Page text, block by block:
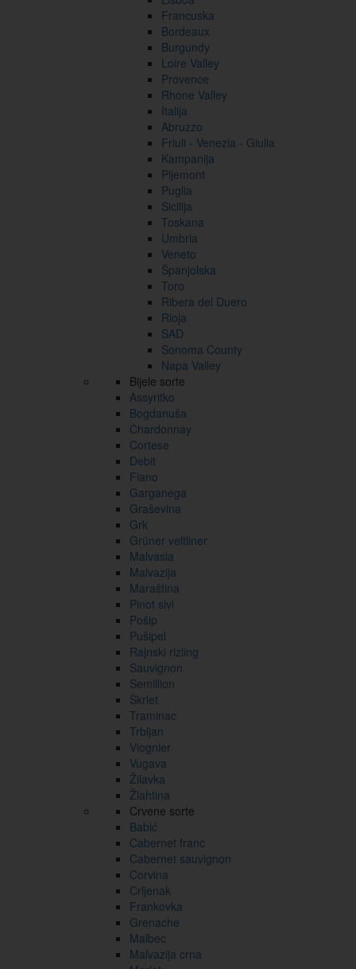
Francuska
Bordeaux
Burgundy
Loire Valley
Provence
Rhone Valley
Italija
Abruzzo
Friuli - Venezia - Giulia
Kampanija
Pijemont
Puglia
Sicilija
Toskana
Umbria
Veneto
Španjolska
Toro
Ribera del Duero
Rioja
SAD
Sonoma County
Napa Valley
Bijele sorte
Assyritko
Bogdanuša
Chardonnay
Cortese
Debit
Fiano
Garganega
Graševina
Grk
Grüner veltliner
Malvasia
Malvazija
Maraština
Pinot sivi
Pošip
Pušipel
Rajnski rizling
Sauvignon
Semillion
Škrlet
Traminac
Trbljan
Viognier
Vugava
Žilavka
Žlahtina
Crvene sorte
Babić
Cabernet franc
Cabernet sauvignon
Corvina
Crljenak
Frankovka
Grenache
Malbec
Malvazija crna